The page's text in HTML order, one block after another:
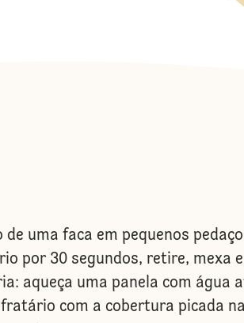
de uma faca em pequenos
por 30 segundos, retire, mexa
aqueça uma panela com água
com a cobertura picada